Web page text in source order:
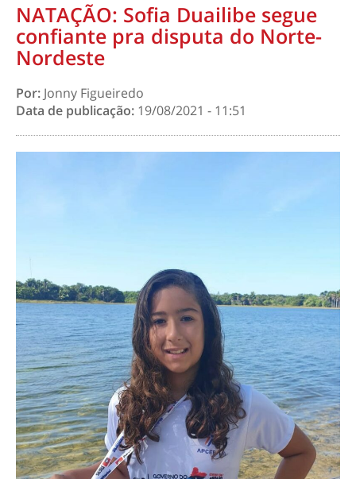
NATAÇÃO: Sofia Duailibe segue
confiante pra disputa do Norte-
Nordeste
Por: Jonny Figueiredo
Data de publicação: 19/08/2021 - 11:51